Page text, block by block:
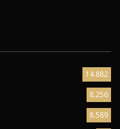
14.882
8.256
8.589